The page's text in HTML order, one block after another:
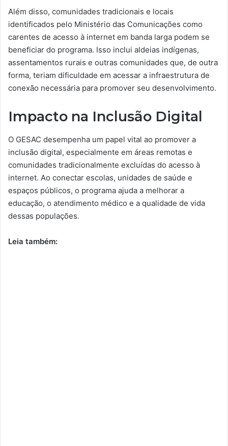
Além disso, comunidades tradicionais e locais
identificados pelo Ministério das Comunicações como
carentes de acesso à internet em banda larga podem se
beneficiar do programa. Isso inclui aldeias indígenas,
assentamentos rurais e outras comunidades que, de outra
forma, teriam dificuldade em acessar a infraestrutura de
conexão necessária para promover seu desenvolvimento.
Impacto na Inclusão Digital
O GESAC desempenha um papel vital ao promover a
inclusão digital, especialmente em áreas remotas e
comunidades tradicionalmente excluídas do acesso à
internet. Ao conectar escolas, unidades de saúde e
espaços públicos, o programa ajuda a melhorar a
educação, o atendimento médico e a qualidade de vida
dessas populações.
Leia também: